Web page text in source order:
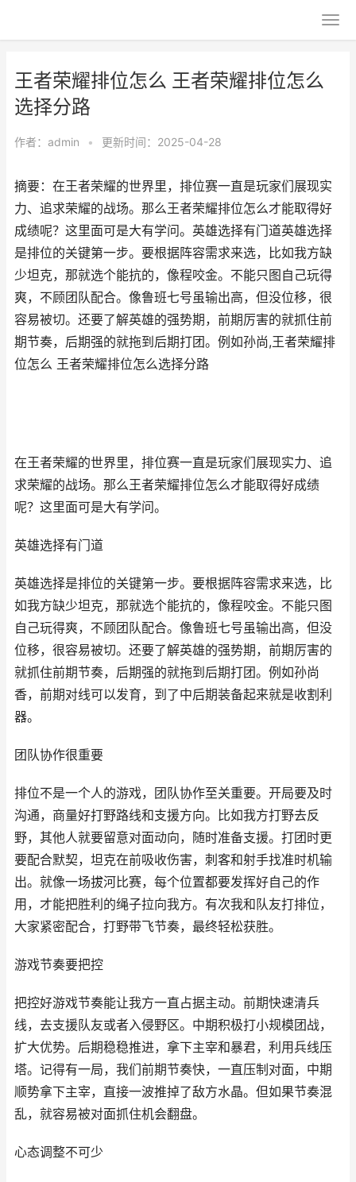
王者荣耀排位怎么 王者荣耀排位怎么
选择分路
作者： admin • 更新时间：2025-04-28
摘要：在王者荣耀的世界里，排位赛一直是玩家们展现实
力、追求荣耀的战场。那么王者荣耀排位怎么才能取得好
成绩呢？这里面可是大有学问。英雄选择有门道英雄选择
是排位的关键第一步。要根据阵容需求来选，比如我方缺
少坦克，那就选个能抗的，像程咬金。不能只图自己玩得
爽，不顾团队配合。像鲁班七号虽输出高，但没位移，很
容易被切。还要了解英雄的强势期，前期厉害的就抓住前
期节奏，后期强的就拖到后期打团。例如孙尚,王者荣耀排
位怎么 王者荣耀排位怎么选择分路
在王者荣耀的世界里，排位赛一直是玩家们展现实力、追
求荣耀的战场。那么王者荣耀排位怎么才能取得好成绩
呢？这里面可是大有学问。
英雄选择有门道
英雄选择是排位的关键第一步。要根据阵容需求来选，比
如我方缺少坦克，那就选个能抗的，像程咬金。不能只图
自己玩得爽，不顾团队配合。像鲁班七号虽输出高，但没
位移，很容易被切。还要了解英雄的强势期，前期厉害的
就抓住前期节奏，后期强的就拖到后期打团。例如孙尚
香，前期对线可以发育，到了中后期装备起来就是收割利
器。
团队协作很重要
排位不是一个人的游戏，团队协作至关重要。开局要及时
沟通，商量好打野路线和支援方向。比如我方打野去反
野，其他人就要留意对面动向，随时准备支援。打团时更
要配合默契，坦克在前吸收伤害，刺客和射手找准时机输
出。就像一场拔河比赛，每个位置都要发挥好自己的作
用，才能把胜利的绳子拉向我方。有次我和队友打排位，
大家紧密配合，打野带飞节奏，最终轻松获胜。
游戏节奏要把控
把控好游戏节奏能让我方一直占据主动。前期快速清兵
线，去支援队友或者入侵野区。中期积极打小规模团战，
扩大优势。后期稳稳推进，拿下主宰和暴君，利用兵线压
塔。记得有一局，我们前期节奏快，一直压制对面，中期
顺势拿下主宰，直接一波推掉了敌方水晶。但如果节奏混
乱，就容易被对面抓住机会翻盘。
心态调整不可少